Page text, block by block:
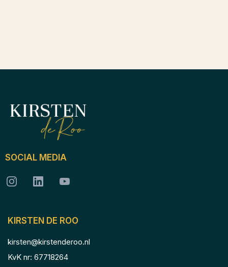
SOCIAL MEDIA
KIRSTEN DE ROO
kirsten@kirstenderoo.nl
KvK nr: 67718264